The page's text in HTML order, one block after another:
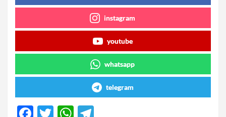
instagram
youtube
whatsapp
telegram